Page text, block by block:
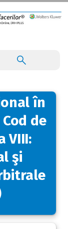
în
de
VIII:
şi